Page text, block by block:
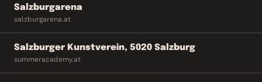
Salzburgarena
salzburgarena.at
Salzburger Kunstverein, 5020 Salzburg
summeracademy.at